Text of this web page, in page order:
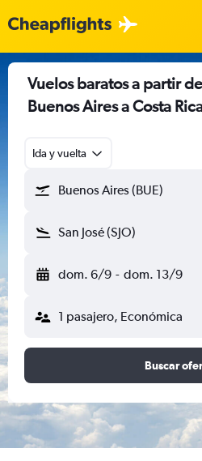
Vuelos baratos a partir
Buenos Aires a Costa
Ida y vuelta
Buenos Aires (BUE)
San José (SJO)
dom. 6/9 - dom. 13/9
1 pasajero, Económica
Buscar